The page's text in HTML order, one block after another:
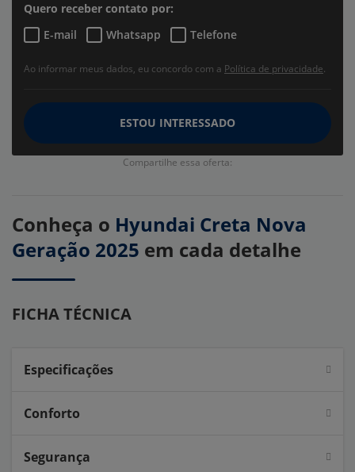
Quero receber contato por:
E-mail
Whatsapp Telefone
Ao informar meus dados, eu concordo com a Política de privacidade.
ESTOU INTERESSADO
Compartilhe essa oferta:
Conheça o Hyundai Creta Nova
Geração 2025 em cada detalhe
FICHA TÉCNICA
Especificações
Conforto
Segurança